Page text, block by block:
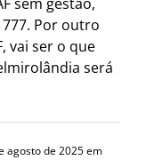
sem gestão,
Por outro
vai ser o que
será
agosto de 2025 em